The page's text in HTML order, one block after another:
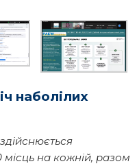
наболілих
на кожній, разом